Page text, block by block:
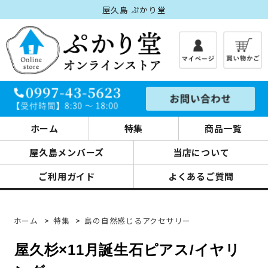
屋久島 ぷかり堂
ホーム 特集
商品一覧
屋久島メンバーズ
当店について
ご利用ガイド
よくあるご質問
ホーム > 特集 > 島の自然感じるアクセサリー
屋久杉×11月誕生石ピアス/イヤリ